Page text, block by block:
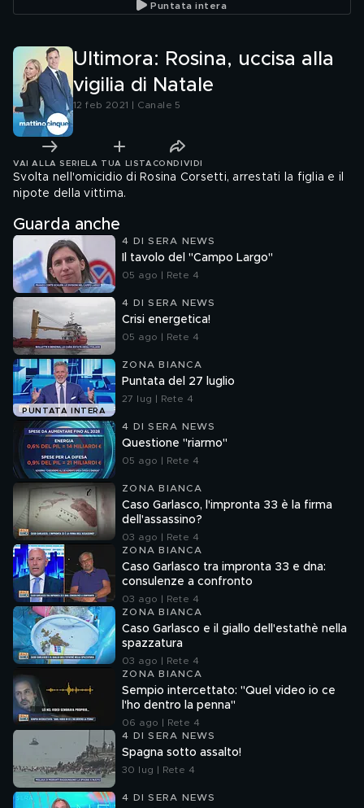
Puntata intera
Ultimora: Rosina, uccisa alla
vigilia di Natale
12 feb 2021 | Canale 5
VAI ALLA SERIE LA TUA LISTA CONDIVIDI
Svolta nell'omicidio di Rosina Corsetti, arrestati la figlia e il
nipote della vittima.
Guarda anche
4 DI SERA NEWS
Il tavolo del "Campo Largo"
05 ago | Rete 4
4 DI SERA NEWS
Crisi energetica!
05 ago | Rete 4
PUNTATA INTERA
ZONA BIANCA
Puntata del 27 luglio
27 lug | Rete 4
4 DI SERA NEWS
Questione "riarmo"
05 ago | Rete 4
ZONA BIANCA
Caso Garlasco, l'impronta 33 è la firma
dell'assassino?
03 ago | Rete 4
ZONA BIANCA
Caso Garlasco tra impronta 33 e dna:
consulenze a confronto
03 ago | Rete 4
ZONA BIANCA
Caso Garlasco e il giallo dell'estathè nella
spazzatura
03 ago | Rete 4
ZONA BIANCA
Sempio intercettato: "Quel video io ce
l'ho dentro la penna"
06 ago | Rete 4
4 DI SERA NEWS
Spagna sotto assalto!
30 lug | Rete 4
4 DI SERA NEWS